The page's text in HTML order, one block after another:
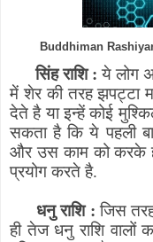
Buddhiman
सिंह राशि : ये लोग
में शेर की तरह झपट्टा
देते है या इन्हें कोई
सकता है कि ये पहली
और उस काम को करके
प्रयोग करते है.
धनु राशि : जिस
ही तेज धनु राशि वालों